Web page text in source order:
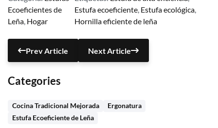
Ecoeficientes de
Leña, Hogar
Estufa ecoeficiente, Estufa ecológica,
Hornilla eficiente de leña
Prev Article Next Article
Categories
Cocina Tradicional Mejorada
Ergonatura
Estufa Ecoeficiente de Leña